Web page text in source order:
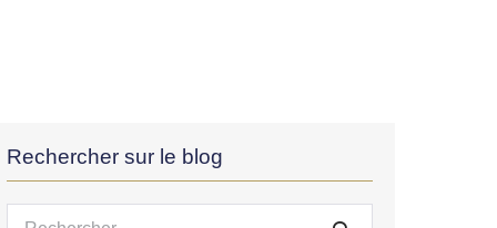
Rechercher sur le blog
Recherche